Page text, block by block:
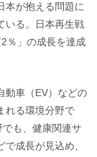
本が抱える問題に
いる。日本再生戦
％」の成長を達成
動車（EV）などの
れる環境分野で
も、健康関連サ
成長が見込め、